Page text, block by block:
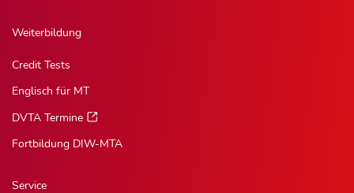
Weiterbildung
Credit Tests
Englisch für MT
DVTA Termine
Fortbildung DIW-MTA
Service